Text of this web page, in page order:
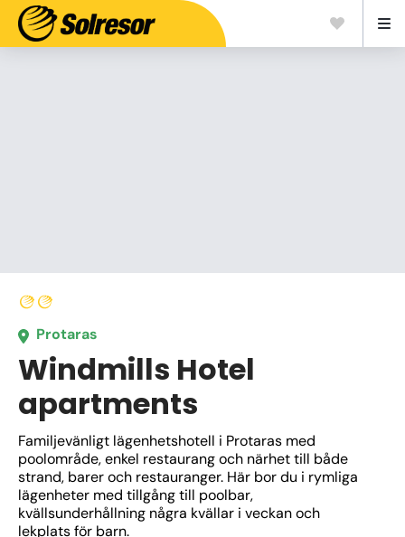
Protaras
Windmills Hotel
apartments
Familjevänligt lägenhetshotell i Protaras med
poolområde, enkel restaurang och närhet till både
strand, barer och restauranger. Här bor du i rymliga
lägenheter med tillgång till poolbar,
kvällsunderhållning några kvällar i veckan och
lekplats för barn.